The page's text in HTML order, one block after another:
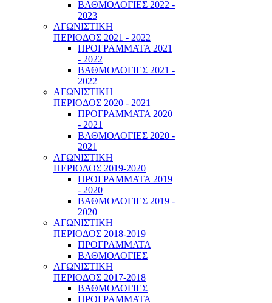
ΒΑΘΜΟΛΟΓΙΕΣ 2022 -
2023
ΑΓΩΝΙΣΤΙΚΗ
ΠΕΡΙΟΔΟΣ 2021 - 2022
ΠΡΟΓΡΑΜΜΑΤΑ 2021
- 2022
ΒΑΘΜΟΛΟΓΙΕΣ 2021 -
2022
ΑΓΩΝΙΣΤΙΚΗ
ΠΕΡΙΟΔΟΣ 2020 - 2021
ΠΡΟΓΡΑΜΜΑΤΑ 2020
- 2021
ΒΑΘΜΟΛΟΓΙΕΣ 2020 -
2021
ΑΓΩΝΙΣΤΙΚΗ
ΠΕΡΙΟΔΟΣ 2019-2020
ΠΡΟΓΡΑΜΜΑΤΑ 2019
- 2020
ΒΑΘΜΟΛΟΓΙΕΣ 2019 -
2020
ΑΓΩΝΙΣΤΙΚΗ
ΠΕΡΙΟΔΟΣ 2018-2019
ΠΡΟΓΡΑΜΜΑΤΑ
ΒΑΘΜΟΛΟΓΙΕΣ
ΑΓΩΝΙΣΤΙΚΗ
ΠΕΡΙΟΔΟΣ 2017-2018
ΒΑΘΜΟΛΟΓΙΕΣ
ΠΡΟΓΡΑΜΜΑΤΑ